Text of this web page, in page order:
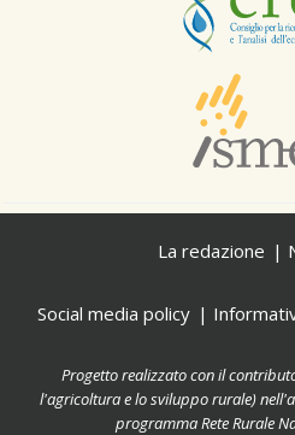
La redazione
Social media policy
Progetto realizzato con il
l'agricoltura e lo sviluppo rurale)
programma Rete Rurale